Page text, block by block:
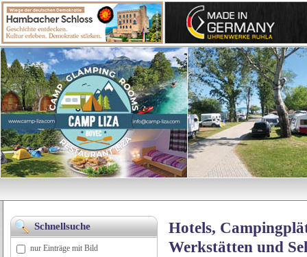
Hotels,
Werkstätten und
Schnellsuche
nur Einträge mit Bild